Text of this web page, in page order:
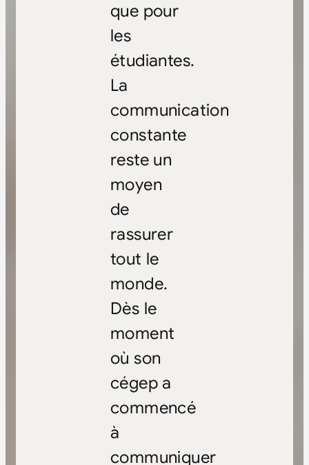
que pour
les
étudiantes.
La
communication
constante
reste un
moyen
de
rassurer
tout le
monde.
Dès le
moment
où son
cégep a
commencé
à
communiquer